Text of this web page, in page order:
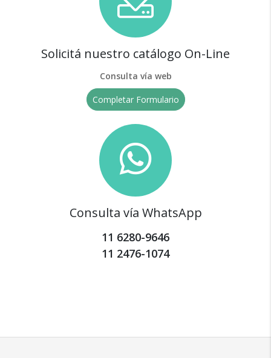
Solicitá nuestro catálogo On-Line
Consulta vía web
Completar Formulario
Consulta vía WhatsApp
11 6280-9646
11 2476-1074